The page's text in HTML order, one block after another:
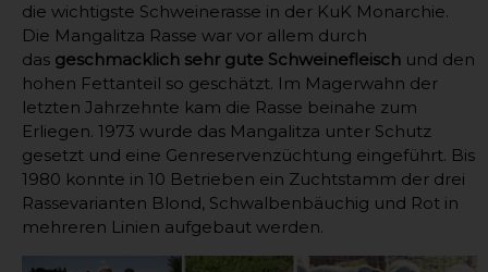
die wichtigste Schweinerasse in der KuK Monarchie.
Die Mangalitza Rasse war vor allem durch
das geschmacklich sehr gute Schweinefleisch und den
hohen Fettanteil so geschätzt. Im Magerwahn der
letzten Jahrzehnte kam die Rasse beinahe zum
Erliegen. 1973 wurde das Mangalitza unter Schutz
gesetzt und eine Genreservenzüchtung eingeführt. Bis
1980 konnte in 10 Betrieben ein Zuchtstamm der drei
Rassevarianten Blond, Schwalbenbäuchig und Rot in
mehreren Linien aufgebaut werden.